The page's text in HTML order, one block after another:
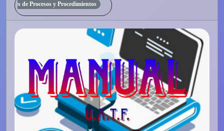
de Procesos y Procedimientos